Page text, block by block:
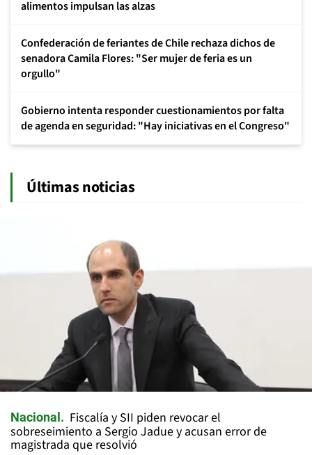
alimentos impulsan las alzas
Confederación de feriantes de Chile rechaza dichos de
senadora Camila Flores: "Ser mujer de feria es un
orgullo"
Gobierno intenta responder cuestionamientos por falta
de agenda en seguridad: "Hay iniciativas en el Congreso"
Últimas noticias
Nacional
Fiscalía y SII piden revocar el
sobreseimiento a Sergio Jadue y acusan error de
magistrada que resolvió